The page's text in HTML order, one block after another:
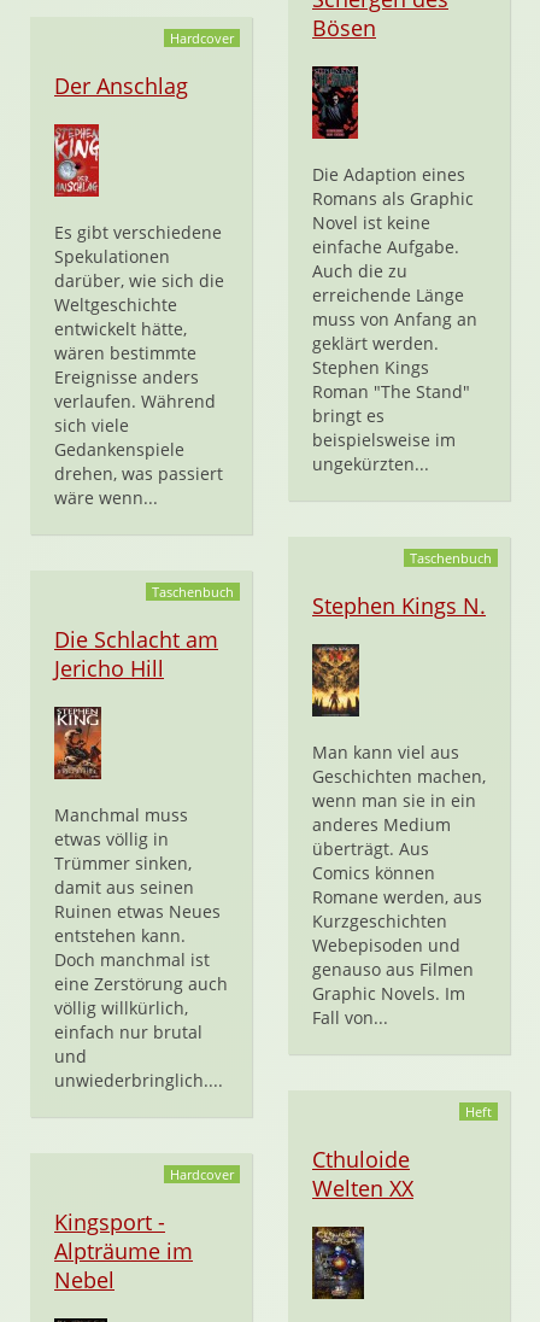
Hardcover
Der Anschlag
Es gibt verschiedene
Spekulationen
darüber, wie sich die
Weltgeschichte
entwickelt hätte,
wären bestimmte
Ereignisse anders
verlaufen. Während
sich viele
Gedankenspiele
drehen, was passiert
wäre wenn...
Bösen
Die Adaption eines
Romans als Graphic
Novel ist keine
einfache Aufgabe.
Auch die zu
erreichende Länge
muss von Anfang an
geklärt werden.
Stephen Kings
Roman "The Stand"
bringt es
beispielsweise im
ungekürzten...
Taschenbuch
Die Schlacht am
Jericho Hill
Manchmal muss
etwas völlig in
Trümmer sinken,
damit aus seinen
Ruinen etwas Neues
entstehen kann.
Doch manchmal ist
eine Zerstörung auch
völlig willkürlich,
einfach nur brutal
und
unwiederbringlich....
Taschenbuch
Stephen Kings N.
Man kann viel aus
Geschichten machen,
wenn man sie in ein
anderes Medium
überträgt. Aus
Comics können
Romane werden, aus
Kurzgeschichten
Webepisoden und
genauso aus Filmen
Graphic Novels. Im
Fall von...
Hardcover
Kingsport -
Alpträume im
Nebel
Heft
Cthuloide
Welten XX